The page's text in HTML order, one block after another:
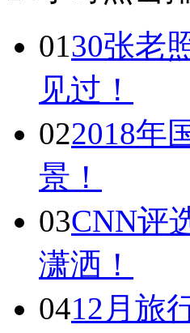
0130张老
见过！
022018年
景！
03CNN评
潇洒！
0412月旅